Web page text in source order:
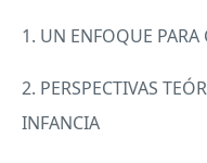
1. UN ENFOQUE PARA
2. PERSPECTIVAS
INFANCIA